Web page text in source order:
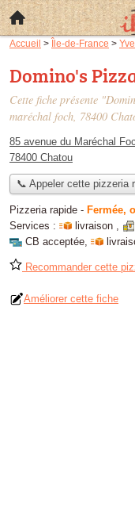
Accueil > Île-de-France >
Domino's
Cette fiche présente
maréchal foch, 78400
85 avenue du Maréchal
78400 Chatou
📞 Appeler cette pizzeria
Pizzeria rapide - Fermée,
Services :
livraison ,
CB acceptée,
Recommander cette
Améliorer cette fiche